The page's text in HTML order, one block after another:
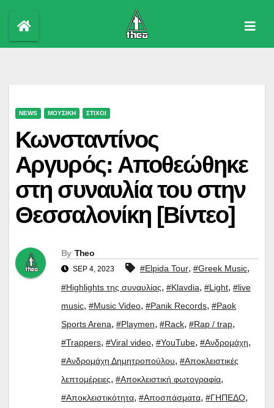
content
NEWS ΜΟΥΣΙΚΗ ΣΤΙΧΟΙ
Κωνσταντίνος
Αργυρός: Αποθεώθηκε
στη συναυλία του στην
Θεσσαλονίκη [Βίντεο]
By Theo
SEP 4, 2023 #Elpida Tour, #Greek Music,
#Highlights της συναυλίας, #Klavdia, #Light, #live
music, #Music Video, #Panik Records, #Paok
Sports Arena, #Playmen, #Rack, #Rap / trap,
#Trappers, #Viral video, #YouTube, #Ανδρομάχη,
#Ανδρομάχη Δημητροπούλου, #Αποκλειστικές
λεπτομέρειες, #Αποκλειστική φωτογραφία,
#Αποκλειστικότητα, #Αποσπάσματα, #ΓΗΠΕΔΟ,